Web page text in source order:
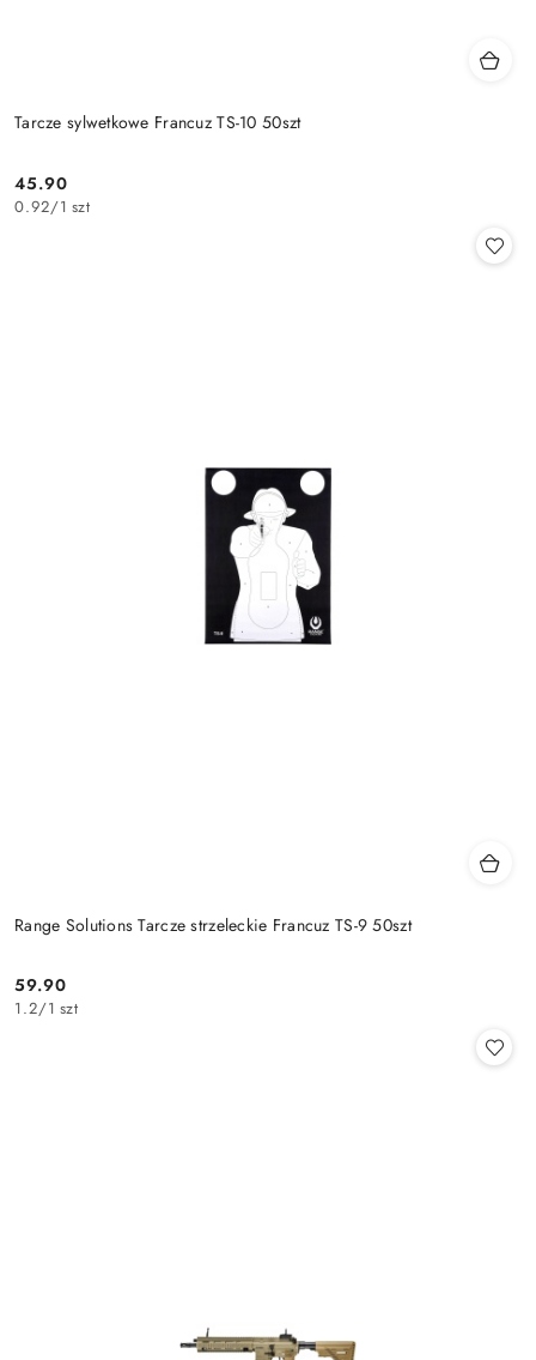
Tarcze sylwetkowe Francuz TS-10 50szt
Cena:
45.90
0.92/1 szt
Range Solutions Tarcze strzeleckie Francuz TS-9 50szt
Cena:
59.90
1.2/1 szt